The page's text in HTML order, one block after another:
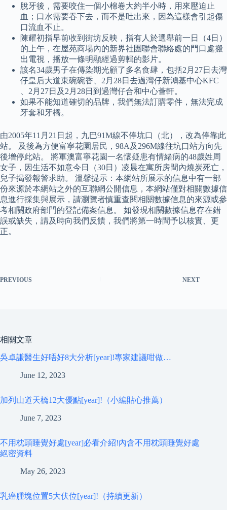
脫牙後，需要咬住一個小棉卷大約半小時，用來壓迫止
血；口水需要吞下去，而不是吐出來，因為這樣會引起傷
口流血不止。
陳耀初指早前收到街坊反映，指有人於選舉前一日（4日）
的上午，在屋苑商場內的新界社團聯會聯絡處的門口處搬
出電視，播放一條明顯經過剪輯的影片。
該名34歲男子在傳染期光顧了多名食肆，包括2月27日去灣
仔皇后大道東碗碗香、2月28日去過灣仔新鴻基中心KFC
、2月27日及2月28日到過灣仔合和中心薈軒。
如果不能知道確切的品牌，我們無法訂購零件，無法完成
牙套和牙橋。
由2005年11月21日起，九巴91M線不停坑口（北），改為停靠此
站。 及後為方便富寧花園居民，98A及296M線往坑口站方向先
後增停此站。 將軍澳富寧花園一名懷疑患有情緒病的48歲姓周
女子，因生活不如意今日（30日）凌晨在寓所房間內燒炭死亡，
兒子揭發報警求助。 溫馨提示：本網站所展示的信息中有一部
份來源於本網站之外的互聯網公開信息，本網站僅對相關數據信
息進行採集與展示，請瀏覽者慎重查閱相關數據信息的來源或參
考相關政府部門的登記備案信息。 如發現相關數據信息存在錯
誤或缺失，請及時向我們反饋，我們將第一時間予以核實、更
正。
PREVIOUS NEXT
相關文章
吳卓謙醫生好唔好8大分析[year]!專家建議咁做…
June 12, 2023
加列山道天橋12大優點[year]!（小編貼心推薦）
June 7, 2023
不用枕頭睡覺好處[year]必看介紹!內含不用枕頭睡覺好處
絕密資料
May 26, 2023
乳癌腫塊位置5大伏位[year]!（持續更新）